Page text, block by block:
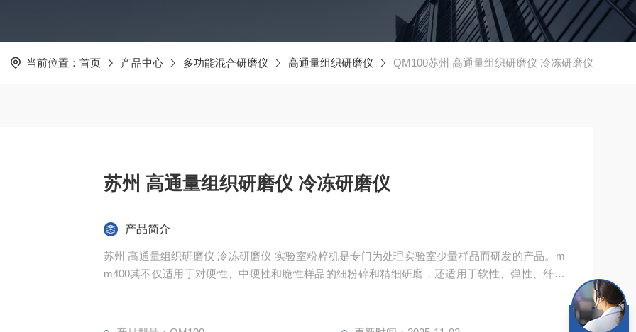
当前位置： 首页 产品中心 多功能混合研磨仪 高通量组织研磨仪 QM100苏州 高通量组织研磨仪 冷冻研磨仪
苏州 高通量组织研磨仪 冷冻研磨仪
产品简介
苏州 高通量组织研磨仪 冷冻研磨仪 实验室粉粹机是专门为处理实验室少量样品而研发的产品。m
m400其不仅适用于对硬性、中硬性和脆性样品的细粉碎和精细研磨，还适用于软性、弹性、纤维